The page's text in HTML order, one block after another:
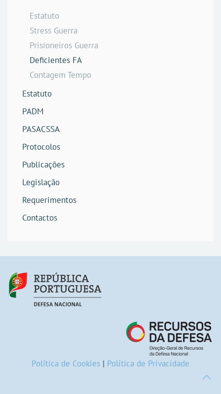
Estatuto
Stress Guerra
Prisioneiros Guerra
Deficientes FA
Contagem Tempo
Estatuto
PADM
PASACSSA
Protocolos
Publicações
Legislação
Requerimentos
Contactos
Política de Cookies | Política de Privacidade